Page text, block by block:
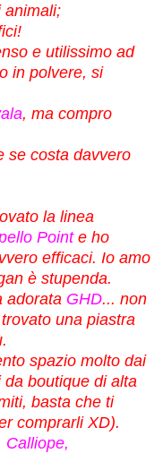
animali;
e utilissimo ad
in polvere, si
, ma compro
se costa davvero
la linea
Pointe ho
efficaci. Io amo
è stupenda.
adorata GHD... non
una piastra
spazio molto dai
boutique di alta
basta che ti
comprarli XD).
Calliope,